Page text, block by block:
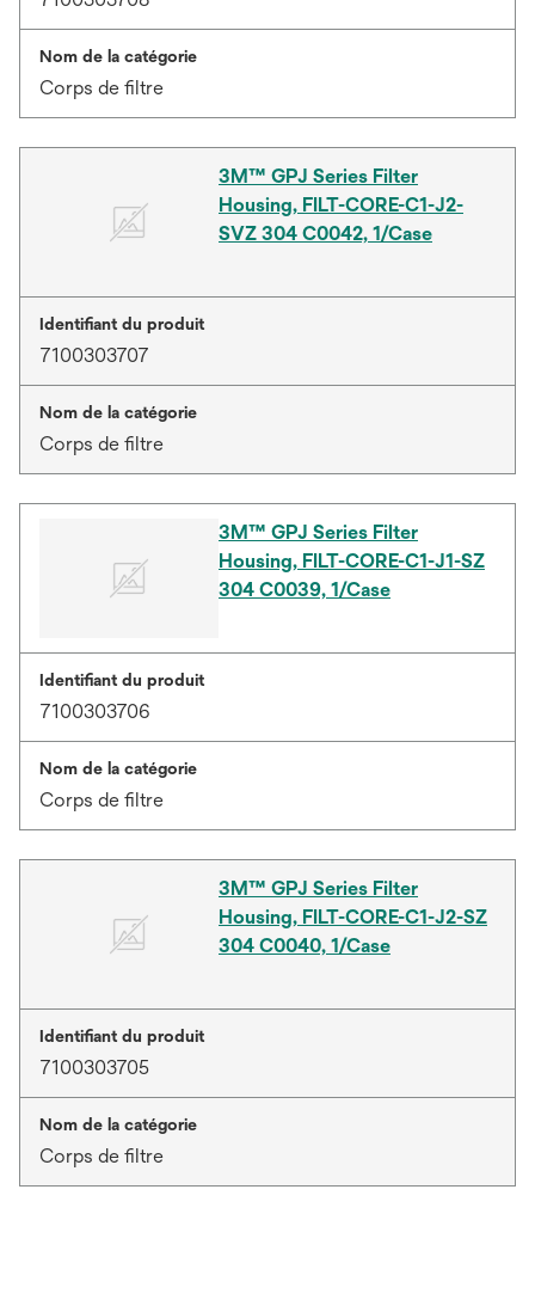
Nom de la catégorie
Corps de filtre
3M™ GPJ Series Filter
Housing, FILT-CORE-C1-J2-
SVZ 304 C0042, 1/Case
Identifiant du produit
7100303707
Nom de la catégorie
Corps de filtre
3M™ GPJ Series Filter
Housing, FILT-CORE-C1-J1-SZ
304 C0039, 1/Case
Identifiant du produit
7100303706
Nom de la catégorie
Corps de filtre
3M™ GPJ Series Filter
Housing, FILT-CORE-C1-J2-SZ
304 C0040, 1/Case
Identifiant du produit
7100303705
Nom de la catégorie
Corps de filtre